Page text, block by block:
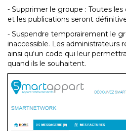
- Supprimer le groupe : Toutes
et les publications seront
- Suspendre temporairement le
inaccessible. Les administrateurs
ainsi qu'un code qui leur
quand ils le souhaitent.